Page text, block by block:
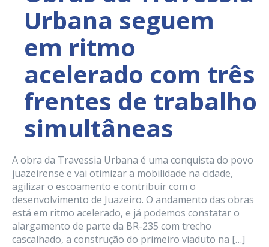
Urbana seguem
em ritmo
acelerado com três
frentes de trabalho
simultâneas
A obra da Travessia Urbana é uma conquista do povo
juazeirense e vai otimizar a mobilidade na cidade,
agilizar o escoamento e contribuir com o
desenvolvimento de Juazeiro. O andamento das obras
está em ritmo acelerado, e já podemos constatar o
alargamento de parte da BR-235 com trecho
cascalhado, a construção do primeiro viaduto na […]